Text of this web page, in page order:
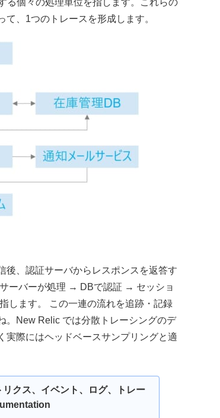
る個々の処理単位を指します。これらの
、1つのトレースを形成します。
後、認証サーバからレスポンスを返答す
ーバーが処理 → DBで認証 → セッショ
します。 この一連の流れを追跡・記録
。New Relic では分散トレーシングのデ
実際にはヘッドベースサンプリングと適
クス、イベント、ログ、トレー